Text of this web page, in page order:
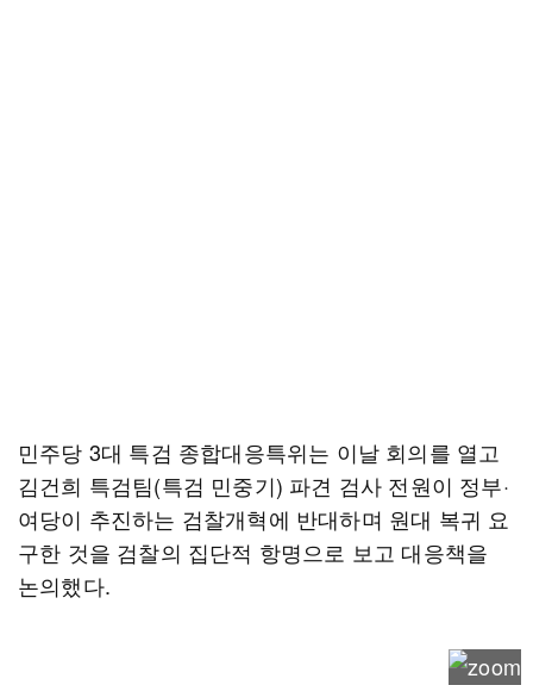
민주당 3대 특검 종합대응특위는 이날 회의를 열고
김건희 특검팀(특검 민중기) 파견 검사 전원이 정부·
여당이 추진하는 검찰개혁에 반대하며 원대 복귀 요
구한 것을 검찰의 집단적 항명으로 보고 대응책을
논의했다.